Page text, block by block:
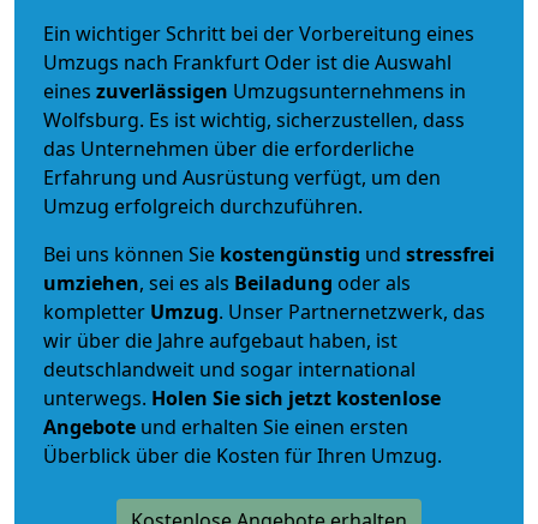
Ein wichtiger Schritt bei der Vorbereitung eines
Umzugs nach Frankfurt Oder ist die Auswahl
eines zuverlässigen Umzugsunternehmens in
Wolfsburg. Es ist wichtig, sicherzustellen, dass
das Unternehmen über die erforderliche
Erfahrung und Ausrüstung verfügt, um den
Umzug erfolgreich durchzuführen.
Bei uns können Sie kostengünstig und stressfrei
umziehen, sei es als Beiladung oder als
kompletter Umzug. Unser Partnernetzwerk, das
wir über die Jahre aufgebaut haben, ist
deutschlandweit und sogar international
unterwegs. Holen Sie sich jetzt kostenlose
Angebote und erhalten Sie einen ersten
Überblick über die Kosten für Ihren Umzug.